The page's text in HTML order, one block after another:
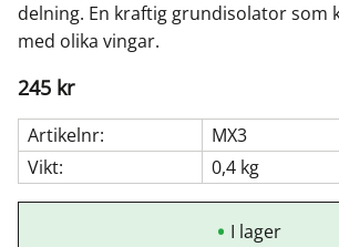
delning. En kraftig grundisolator som
med olika vingar.
245 kr
I lager
Artikelnr
MX3
Vikt
0,4 kg